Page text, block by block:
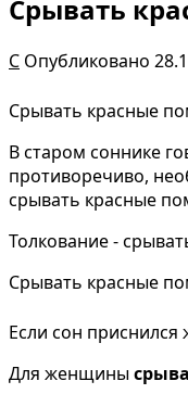
Срывать
С Опубликовано
Срывать красные
В старом соннике
противоречиво,
срывать красные
Толкование -
Срывать красные
Если сон
Для женщины